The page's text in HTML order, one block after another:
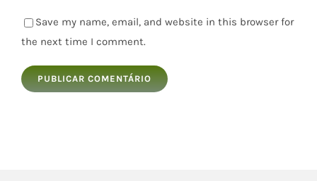
Save my name, email, and website in this browser for
the next time I comment.